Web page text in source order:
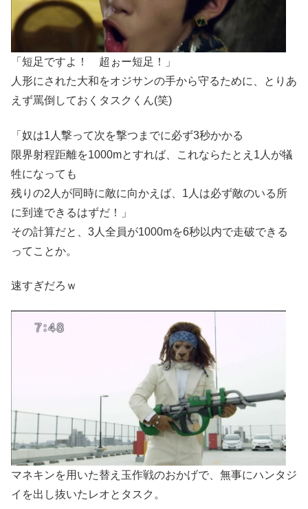
「短足ですよ！ 超ぉー短足！」
人形にされた大和をオジサンの手から守るために、とりあ
えず罵倒しておくタスクくん(笑)
「奴は1人撃って次を撃つまでに必ず3秒かかる
限界射程距離を1000mとすれば、これならたとえ1人が犠
牲になっても
残りの2人が同時に敵に向かえば、1人は必ず敵のいる所
に到達できるはずだ！」
その計算だと、3人全員が1000mを6秒以内で走破できる
ってことか。
速すぎだろｗ
マネキンを用いた替え玉作戦のおかげで、無事にハンタジ
イを出し抜いたレオとタスク。